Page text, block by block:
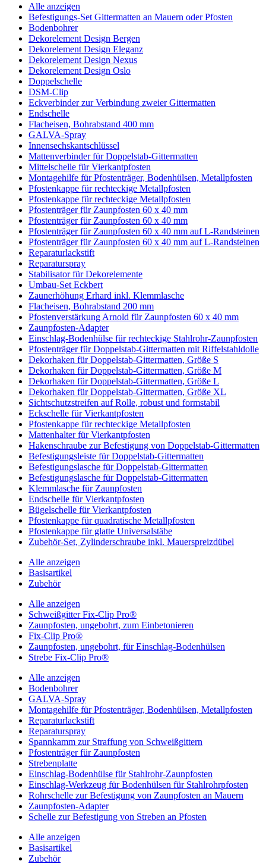
Alle anzeigen
Befestigungs-Set Gittermatten an Mauern oder Pfosten
Bodenbohrer
Dekorelement Design Bergen
Dekorelement Design Eleganz
Dekorelement Design Nexus
Dekorelement Design Oslo
Doppelschelle
DSM-Clip
Eckverbinder zur Verbindung zweier Gittermatten
Endschelle
Flacheisen, Bohrabstand 400 mm
GALVA-Spray
Innensechskantschlüssel
Mattenverbinder für Doppelstab-Gittermatten
Mittelschelle für Vierkantpfosten
Montagehilfe für Pfostenträger, Bodenhülsen, Metallpfosten
Pfostenkappe für rechteckige Metallpfosten
Pfostenkappe für rechteckige Metallpfosten
Pfostenträger für Zaunpfosten 60 x 40 mm
Pfostenträger für Zaunpfosten 60 x 40 mm
Pfostenträger für Zaunpfosten 60 x 40 mm auf L-Randsteinen
Pfostenträger für Zaunpfosten 60 x 40 mm auf L-Randsteinen
Reparaturlackstift
Reparaturspray
Stabilisator für Dekorelemente
Umbau-Set Eckbert
Zaunerhöhung Erhard inkl. Klemmlasche
Flacheisen, Bohrabstand 200 mm
Pfostenverstärkung Arnold für Zaunpfosten 60 x 40 mm
Zaunpfosten-Adapter
Einschlag-Bodenhülse für rechteckige Stahlrohr-Zaunpfosten
Pfostenträger für Doppelstab-Gittermatten mit Riffelstahldolle
Dekorhaken für Doppelstab-Gittermatten, Größe S
Dekorhaken für Doppelstab-Gittermatten, Größe M
Dekorhaken für Doppelstab-Gittermatten, Größe L
Dekorhaken für Doppelstab-Gittermatten, Größe XL
Sichtschutzstreifen auf Rolle, robust und formstabil
Eckschelle für Vierkantpfosten
Pfostenkappe für rechteckige Metallpfosten
Mattenhalter für Vierkantpfosten
Hakenschraube zur Befestigung von Doppelstab-Gittermatten
Befestigungsleiste für Doppelstab-Gittermatten
Befestigungslasche für Doppelstab-Gittermatten
Befestigungslasche für Doppelstab-Gittermatten
Klemmlasche für Zaunpfosten
Endschelle für Vierkantpfosten
Bügelschelle für Vierkantpfosten
Pfostenkappe für quadratische Metallpfosten
Pfostenkappe für glatte Universalstäbe
Zubehör-Set, Zylinderschraube inkl. Mauerspreizdübel
Alle anzeigen
Basisartikel
Zubehör
Alle anzeigen
Schweißgitter Fix-Clip Pro®
Zaunpfosten, ungebohrt, zum Einbetonieren
Fix-Clip Pro®
Zaunpfosten, ungebohrt, für Einschlag-Bodenhülsen
Strebe Fix-Clip Pro®
Alle anzeigen
Bodenbohrer
GALVA-Spray
Montagehilfe für Pfostenträger, Bodenhülsen, Metallpfosten
Reparaturlackstift
Reparaturspray
Spannkamm zur Straffung von Schweißgittern
Pfostenträger für Zaunpfosten
Strebenplatte
Einschlag-Bodenhülse für Stahlrohr-Zaunpfosten
Einschlag-Werkzeug für Bodenhülsen für Stahlrohrpfosten
Rohrschelle zur Befestigung von Zaunpfosten an Mauern
Zaunpfosten-Adapter
Schelle zur Befestigung von Streben an Pfosten
Alle anzeigen
Basisartikel
Zubehör